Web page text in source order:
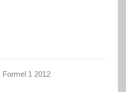
Formel 1 2012